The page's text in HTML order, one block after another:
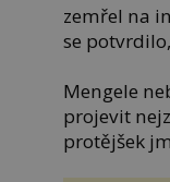
zemřel na
se
Mengele
projevit
protějšek